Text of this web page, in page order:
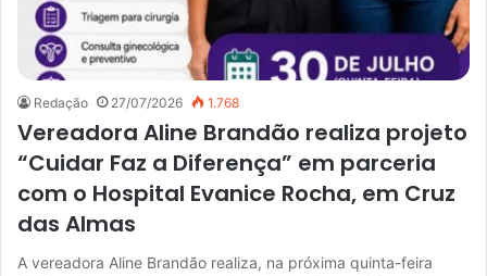
Redação 27/07/2026 1.768
Vereadora Aline Brandão realiza projeto
“Cuidar Faz a Diferença” em parceria
com o Hospital Evanice Rocha, em Cruz
das Almas
A vereadora Aline Brandão realiza, na próxima quinta-feira